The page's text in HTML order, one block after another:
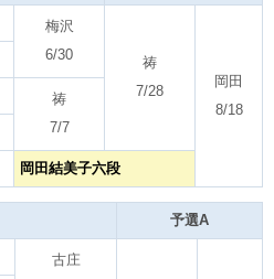
梅沢
6/30
祷
7/28
岡田
8/18
祷
7/7
岡田結美子六段
予選A
古庄